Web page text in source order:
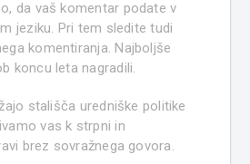
da vaš komentar podate v
jeziku. Pri tem sledite tudi
komentiranja. Najboljše
koncu leta nagradili.
stališča uredniške politike
vas k strpni in
brez sovražnega govora.